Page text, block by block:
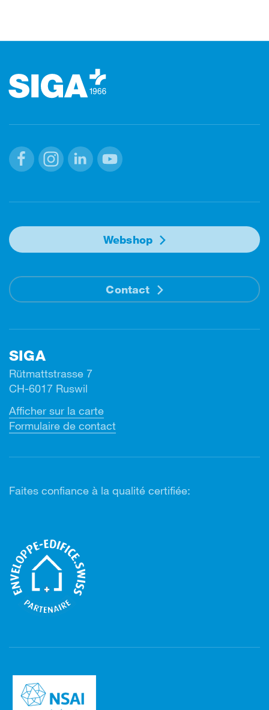
Webshop
Contact
SIGA
Rütmattstrasse 7
CH-6017 Ruswil
Afficher sur la carte
Formulaire de contact
Faites confiance à la qualité certifiée: